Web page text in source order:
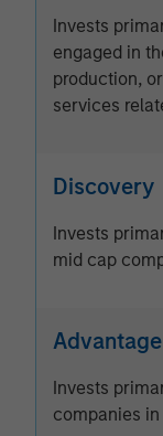
Invests
engaged in
production,
services
Discovery
Invests
mid cap
Advantage
Invests
companies